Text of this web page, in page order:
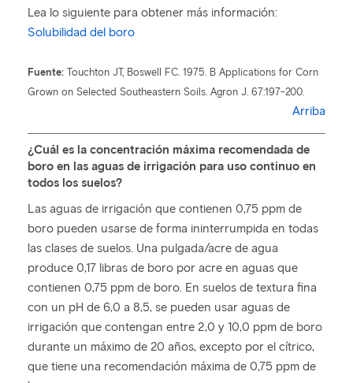
Lea lo siguiente para obtener más información:
Solubilidad del boro
Fuente: Touchton JT, Boswell FC. 1975. B Applications for Corn
Grown on Selected Southeastern Soils. Agron J. 67:197-200.
Arriba
¿Cuál es la concentración máxima recomendada de
boro en las aguas de irrigación para uso continuo en
todos los suelos?
Las aguas de irrigación que contienen 0,75 ppm de
boro pueden usarse de forma ininterrumpida en todas
las clases de suelos. Una pulgada/acre de agua
produce 0,17 libras de boro por acre en aguas que
contienen 0,75 ppm de boro. En suelos de textura fina
con un pH de 6,0 a 8,5, se pueden usar aguas de
irrigación que contengan entre 2,0 y 10,0 ppm de boro
durante un máximo de 20 años, excepto por el cítrico,
que tiene una recomendación máxima de 0,75 ppm de